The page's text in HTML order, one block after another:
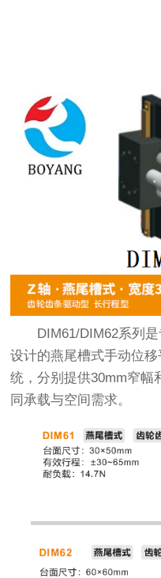
DIM61/DIM62系列
设计的燕尾槽式手动位
统，分别提供30mm窄幅
同承载与空间需求。